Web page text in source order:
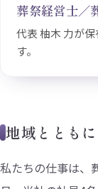
葬祭経営士／
代表 柚木 力が
す。
地域ととも
私たちの仕事は、